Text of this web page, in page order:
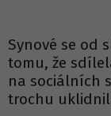
Synové se od
tomu, že
na sociálních
trochu